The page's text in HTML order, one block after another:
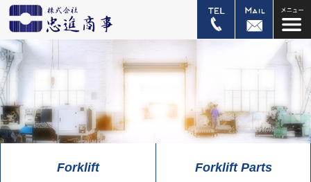
Forklift Forklift Parts